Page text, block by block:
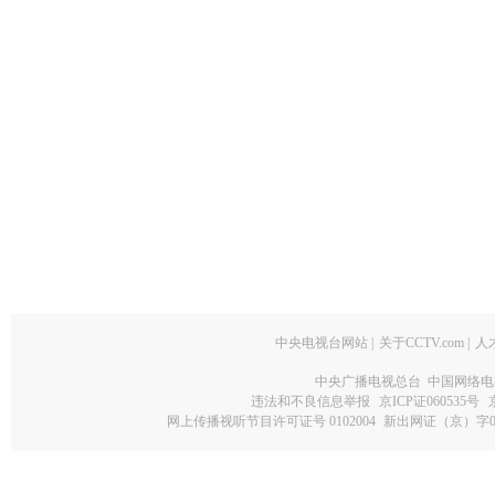
中央电视台网站 关于CCTV.com 人
中央广播电视总台 中国网络
违法和不良信息举报
京ICP证060535号
网上传播视听节目许可证号 0102004 新出网证（京）